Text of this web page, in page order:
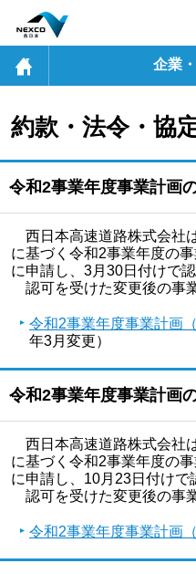
企業
約款・法令・協
令和2事業年度事業計画
西日本高速道路株式会社
に基づく令和2事業年度の
に申請し、3月30日付けで
認可を受けた変更後の事
令和2事業年度事業計画
年3月変更）
令和2事業年度事業計画
西日本高速道路株式会社
に基づく令和2事業年度の
に申請し、10月23日付けで
認可を受けた変更後の事
令和2事業年度事業計画